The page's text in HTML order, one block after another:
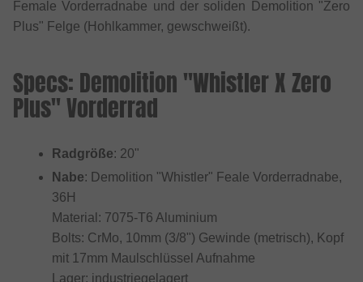
Female Vorderradnabe und der soliden Demolition "Zero
Plus" Felge (Hohlkammer, gewschweißt).
Specs: Demolition "Whistler X Zero
Plus" Vorderrad
Radgröße: 20"
Nabe: Demolition "Whistler" Feale Vorderradnabe,
36H
Material: 7075-T6 Aluminium
Bolts: CrMo, 10mm (3/8") Gewinde (metrisch), Kopf
mit 17mm Maulschlüssel Aufnahme
Lager: industriegelagert